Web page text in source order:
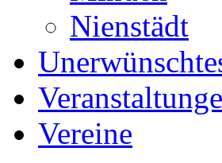
Nienstädt
Vereine